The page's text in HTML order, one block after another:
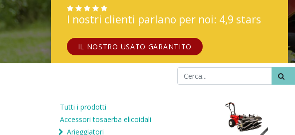
I nostri clienti parlano per noi: 4,9 stars
IL NOSTRO USATO GARANTITO
Tutti i prodotti
Accessori tosaerba elicoidali
Arieggiatori